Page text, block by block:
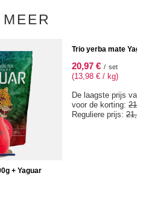
+ Yaguar
Trio yerba mate
20,97 € / set
(13,98 € / kg)
De laagste prijs van
voor de korting:
Reguliere prijs: